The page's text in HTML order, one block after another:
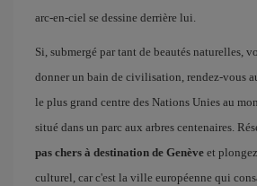
arc-en-ciel se dessine derrière lui.
Si, submergé par tant de beautés naturelles,
donner un bain de civilisation, rendez-vous
le plus grand centre des Nations Unies au
situé dans un parc aux arbres centenaires.
pas chers à destination de Genève et
culturel, car c'est la ville européenne qui